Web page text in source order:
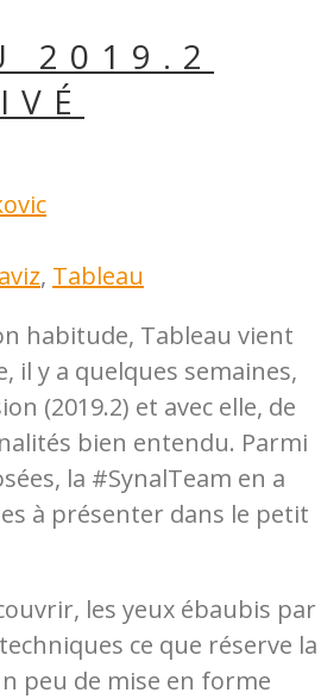
2019.2
, Tableau
habitude, Tableau vient
il y a quelques semaines,
(2019.2) et avec elle, de
bien entendu. Parmi
la #SynalTeam en a
à présenter dans le petit
les yeux ébaubis par
ce que réserve la
peu de mise en forme